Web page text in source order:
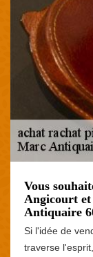
Vous
Angicourt
Antiquaire
Si l'idée de
traverse